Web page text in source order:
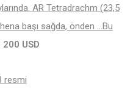
AR Tetradrachm (23,5
başı sağda, önden … Bu
USD